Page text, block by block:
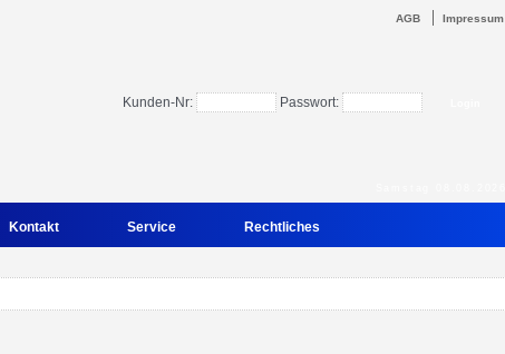
AGB Impressum
Kunden-Nr: Passwort:
Kontakt Service Rechtliches